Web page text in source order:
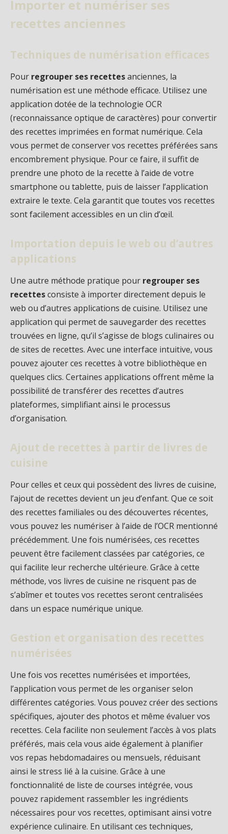
Importer et numériser ses
recettes anciennes
Techniques de numérisation efficaces
Pour regrouper ses recettesanciennes, la
numérisation est une méthode efficace. Utilisez une
application dotée de la technologie OCR
(reconnaissance optique de caractères) pour convertir
des recettes imprimées en format numérique. Cela
vous permet de conserver vos recettes préférées sans
encombrement physique. Pour ce faire, il suffit de
prendre une photo de la recette à l’aide de votre
smartphone ou tablette, puis de laisser l’application
extraire le texte. Cela garantit que toutes vos recettes
sont facilement accessibles en un clin d’œil.
Importation depuis le web ou d’autres
applications
Une autre méthode pratique pour regrouper ses
recettesconsiste à importer directement depuis le
web ou d’autres applications de cuisine. Utilisez une
application qui permet de sauvegarder des recettes
trouvées en ligne, qu’il s’agisse de blogs culinaires ou
de sites de recettes. Avec une interface intuitive, vous
pouvez ajouter ces recettes à votre bibliothèque en
quelques clics. Certaines applications offrent même la
possibilité de transférer des recettes d’autres
plateformes, simplifiant ainsi le processus
d’organisation.
Ajout de recettes à partir de livres de
cuisine
Pour celles et ceux qui possèdent des livres de cuisine,
l’ajout de recettes devient un jeu d’enfant. Que ce soit
des recettes familiales ou des découvertes récentes,
vous pouvez les numériser à l’aide de l’OCR mentionné
précédemment. Une fois numérisées, ces recettes
peuvent être facilement classées par catégories, ce
qui facilite leur recherche ultérieure. Grâce à cette
méthode, vos livres de cuisine ne risquent pas de
s’abîmer et toutes vos recettes seront centralisées
dans un espace numérique unique.
Gestion et organisation des recettes
numérisées
Une fois vos recettes numérisées et importées,
l’application vous permet de les organiser selon
différentes catégories. Vous pouvez créer des sections
spécifiques, ajouter des photos et même évaluer vos
recettes. Cela facilite non seulement l’accès à vos plats
préférés, mais cela vous aide également à planifier
vos repas hebdomadaires ou mensuels, réduisant
ainsi le stress lié à la cuisine. Grâce à une
fonctionnalité de liste de courses intégrée, vous
pouvez rapidement rassembler les ingrédients
nécessaires pour vos recettes, optimisant ainsi votre
expérience culinaire. En utilisant ces techniques,